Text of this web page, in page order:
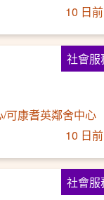
10 日前
社會服
可康耆英鄰舍中心
10 日前
社會服